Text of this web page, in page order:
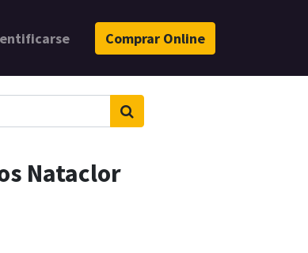
Comprar Online
Nataclor